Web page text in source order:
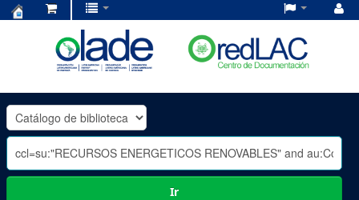
OLADE
-
Ir